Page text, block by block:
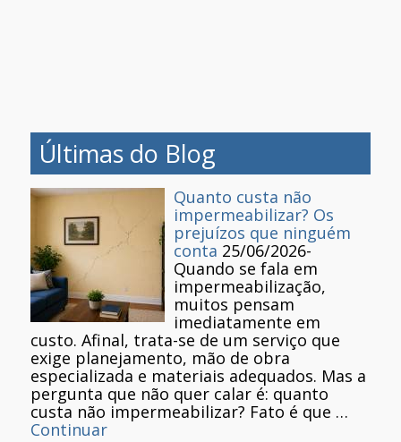
Últimas do Blog
Quanto custa não
impermeabilizar? Os
prejuízos que ninguém
conta 25/06/2026-
Quando se fala em
impermeabilização,
muitos pensam
imediatamente em
custo. Afinal, trata-se de um serviço que
exige planejamento, mão de obra
especializada e materiais adequados. Mas a
pergunta que não quer calar é: quanto
custa não impermeabilizar? Fato é que …
Continuar